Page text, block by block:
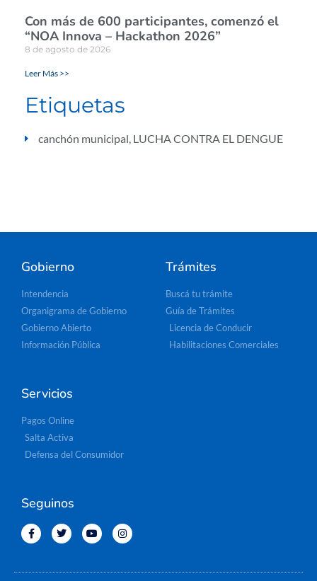
Con más de 600 participantes, comenzó el
“NOA Innova – Hackathon 2026”
8 de agosto de 2026
Leer Más >>
Etiquetas
canchón municipal, LUCHA CONTRA EL DENGUE
Gobierno
Intendencia
Organigrama de Gobierno
Gobierno Abierto
Información Pública
Trámites
Buscá tu trámite
Guía de Trámites
Licencia de Conducir
Habilitaciones Comerciales
Servicios
Pagos Online
Salta Activa
Defensa del Consumidor
Seguinos